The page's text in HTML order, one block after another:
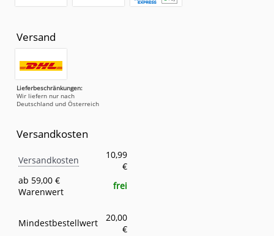
Versand
Lieferbeschränkungen:
Wir liefern nur nach
Deutschland und Österreich
Versandkosten
Eigenschaft
Versandkosten
10,99
€
ab 59,00 €
Warenwert
frei
Mindestbestellwert
20,00
€